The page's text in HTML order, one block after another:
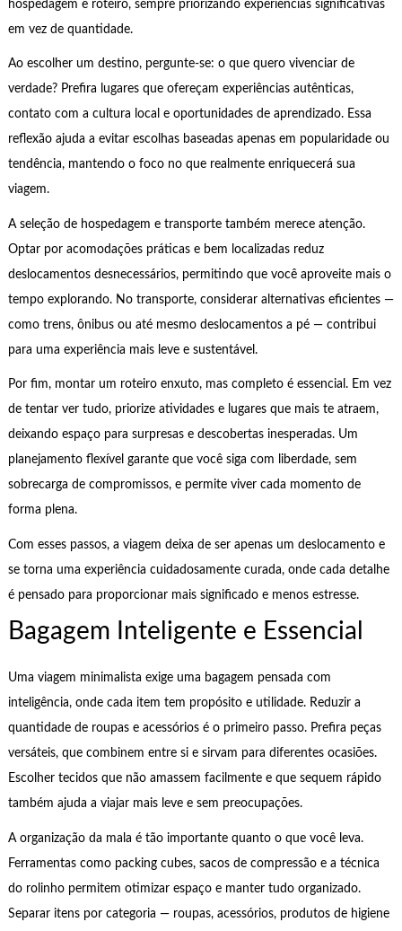
hospedagem e roteiro, sempre priorizando experiências significativas
em vez de quantidade.
Ao escolher um destino, pergunte-se: o que quero vivenciar de
verdade? Prefira lugares que ofereçam experiências autênticas,
contato com a cultura local e oportunidades de aprendizado. Essa
reflexão ajuda a evitar escolhas baseadas apenas em popularidade ou
tendência, mantendo o foco no que realmente enriquecerá sua
viagem.
A seleção de hospedagem e transporte também merece atenção.
Optar por acomodações práticas e bem localizadas reduz
deslocamentos desnecessários, permitindo que você aproveite mais o
tempo explorando. No transporte, considerar alternativas eficientes —
como trens, ônibus ou até mesmo deslocamentos a pé — contribui
para uma experiência mais leve e sustentável.
Por fim, montar um roteiro enxuto, mas completo é essencial. Em vez
de tentar ver tudo, priorize atividades e lugares que mais te atraem,
deixando espaço para surpresas e descobertas inesperadas. Um
planejamento flexível garante que você siga com liberdade, sem
sobrecarga de compromissos, e permite viver cada momento de
forma plena.
Com esses passos, a viagem deixa de ser apenas um deslocamento e
se torna uma experiência cuidadosamente curada, onde cada detalhe
é pensado para proporcionar mais significado e menos estresse.
Bagagem Inteligente e Essencial
Uma viagem minimalista exige uma bagagem pensada com
inteligência, onde cada item tem propósito e utilidade. Reduzir a
quantidade de roupas e acessórios é o primeiro passo. Prefira peças
versáteis, que combinem entre si e sirvam para diferentes ocasiões.
Escolher tecidos que não amassem facilmente e que sequem rápido
também ajuda a viajar mais leve e sem preocupações.
A organização da mala é tão importante quanto o que você leva.
Ferramentas como packing cubes, sacos de compressão e a técnica
do rolinho permitem otimizar espaço e manter tudo organizado.
Separar itens por categoria — roupas, acessórios, produtos de higiene